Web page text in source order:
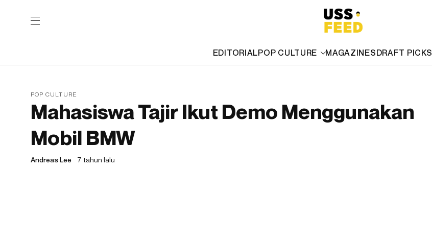
EDITORIALPOP CULTURE MAGAZINESDRAFT PICKS
POP CULTURE
Mahasiswa Tajir Ikut Demo Menggunakan
Mobil BMW
Andreas Lee 7 tahun lalu